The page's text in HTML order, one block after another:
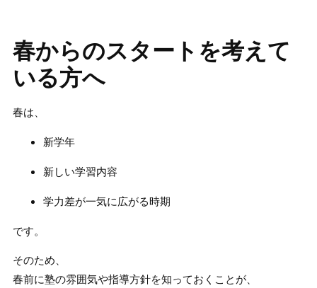
春からのスタートを考えて
いる方へ
春は、
新学年
新しい学習内容
学力差が一気に広がる時期
です。
そのため、
春前に塾の雰囲気や指導方針を知っておくことが、